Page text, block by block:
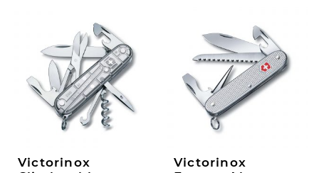
Victorinox
Victorinox